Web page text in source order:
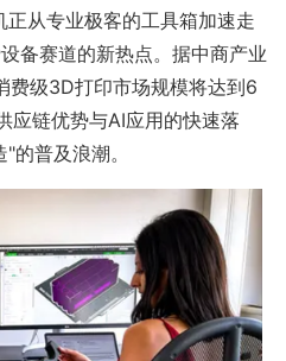
从专业极客的工具箱加速走
备赛道的新热点。据中商产业
级3D打印市场规模将达到6
应链优势与AI应用的快速落
的普及浪潮。